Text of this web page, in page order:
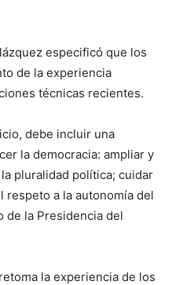
especificó que los
de la experiencia
técnicas recientes.
debe incluir una
la democracia: ampliar y
pluralidad política; cuidar
respeto a la autonomía del
de la Presidencia del
la experiencia de los